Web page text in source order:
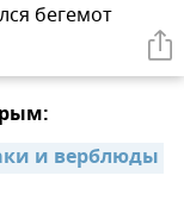
бегемот
и верблюды